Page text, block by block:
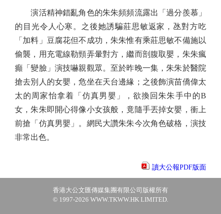
演活精神錯亂角色的朱朱頻頻流露出「過分羨慕」
的目光令人心寒。之後她誘騙莊思敏返家，氹對方吃
「加料」豆腐花但不成功，朱朱惟有乘莊思敏不備施以
偷襲，用充電線勒頸弄暈對方，繼而剖腹取嬰，朱朱瘋
癲「變臉」演技嚇親觀眾。至於昨晚一集，朱朱於醫院
搶去別人的女嬰，危坐在天台邊緣；之後飾演苗僑偉太
太的周家怡拿着「仿真男嬰」，欲換回朱朱手中的B
女，朱朱即開心得像小女孩般，竟隨手丟掉女嬰，衝上
前搶「仿真男嬰」。網民大讚朱朱今次角色破格，演技
非常出色。
讀大公報PDF版面
香港大公文匯傳媒集團有限公司版權所有
© 1997-2026 WWW.TKWW.HK LIMITED.